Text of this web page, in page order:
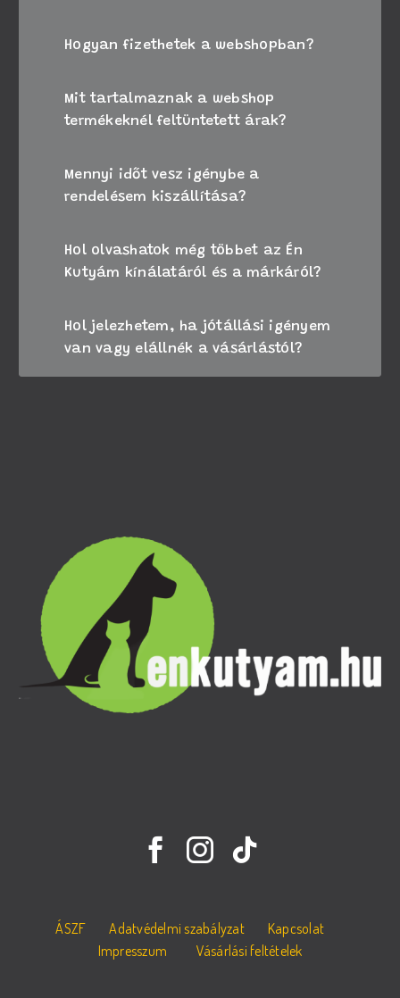
Hogyan fizethetek a webshopban?
Mit tartalmaznak a webshop
termékeknél feltüntetett árak?
Mennyi időt vesz igénybe a
rendelésem kiszállítása?
Hol olvashatok még többet az Én
Kutyám kínálatáról és a márkáról?
Hol jelezhetem, ha jótállási igényem
van vagy elállnék a vásárlástól?
ÁSZF Adatvédelmi szabályzat
Kapcsolat
Impresszum
Vásárlási feltételek